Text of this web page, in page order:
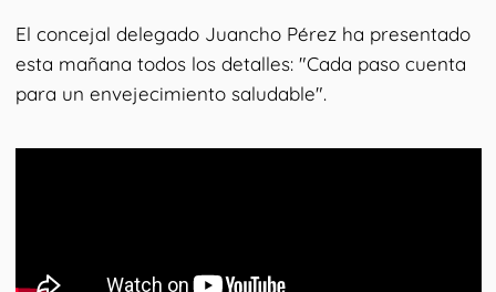
El concejal delegado Juancho Pérez ha presentado
esta mañana todos los detalles: "Cada paso cuenta
para un envejecimiento saludable".